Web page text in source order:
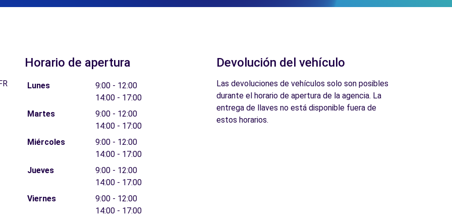
Horario de apertura
Lunes
9:00 - 12:00
14:00 - 17:00
Martes
9:00 - 12:00
14:00 - 17:00
Miércoles
9:00 - 12:00
14:00 - 17:00
Jueves
9:00 - 12:00
14:00 - 17:00
Viernes
9:00 - 12:00
14:00 - 17:00
Devolución del vehículo
Las devoluciones de vehículos solo son posibles
durante el horario de apertura de la agencia. La
entrega de llaves no está disponible fuera de
estos horarios.